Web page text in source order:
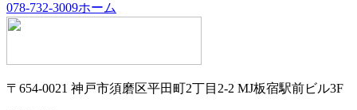
078-732-3009ホーム
〒654-0021 神戸市須磨区平田町2丁目2-2 MJ板宿駅前ビル3F